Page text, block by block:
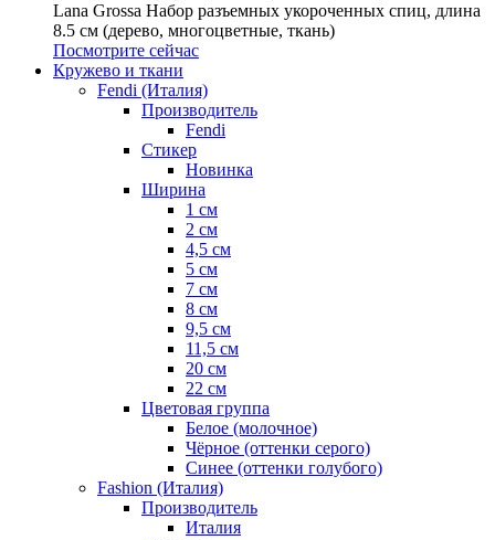
Lana Grossa Набор разъемных укороченных спиц, длина
8.5 см (дерево, многоцветные, ткань)
Посмотрите сейчас
Кружево и ткани
Fendi (Италия)
Производитель
Fendi
Стикер
Новинка
Ширина
1 см
2 см
4,5 см
5 см
7 см
8 см
9,5 см
11,5 см
20 см
22 см
Цветовая группа
Белое (молочное)
Чёрное (оттенки серого)
Синее (оттенки голубого)
Fashion (Италия)
Производитель
Италия